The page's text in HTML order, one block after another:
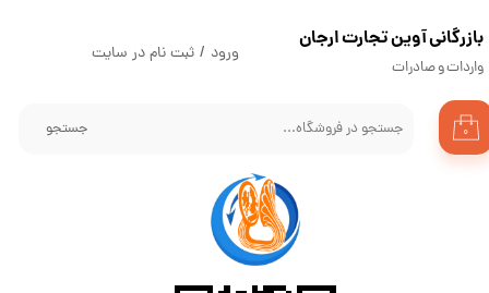
جستجو ۰
ورود / ثبت نام در سایت
حساب کاربری من
تغییر گذر واژه
سفارشات
​بازرگانی آوین تجارت ارجان
واردات و صادرات